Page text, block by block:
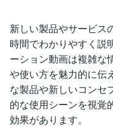
新しい製品やサービス
時間でわかりやすく説
ーション動画は複雑な
や使い方を魅力的に伝
な製品や新しいコンセ
的な使用シーンを視覚
効果があります。